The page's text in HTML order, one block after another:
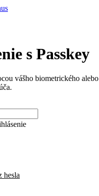
s Passkey
vášho biometrického alebo
hesla